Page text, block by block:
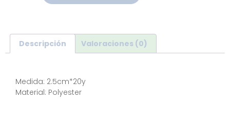
Descripción Valoraciones (0)
Medida: 2.5cm*20y
Material: Polyester